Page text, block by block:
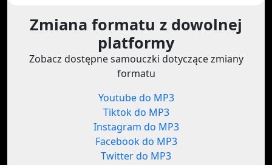
Zmiana formatu z dowolnej
platformy
Zobacz dostępne samouczki dotyczące zmiany
formatu
Youtube do MP3
Tiktok do MP3
Instagram do MP3
Facebook do MP3
Twitter do MP3